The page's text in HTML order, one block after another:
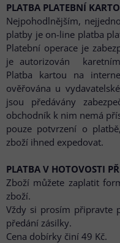
PLATBA PLATEBNÍ
Nejpohodlnějším,
platby je on-line platba
Platební operace je
je autorizován
Platba kartou na
ověřována u
jsou předávány
obchodník k nim nemá
pouze potvrzení o
zboží ihned expedovat.
PLATBA V HOTOVOSTI
Zboží můžete zaplatit
zboží.
Vždy si prosím připravte
předání zásilky.
Cena dobírky činí 49 Kč.